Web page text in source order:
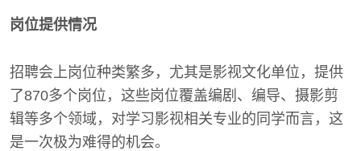
岗位提供情况
招聘会上岗位种类繁多，尤其是影视文化单位，提供
了870多个岗位，这些岗位覆盖编剧、编导、摄影剪
辑等多个领域，对学习影视相关专业的同学而言，这
是一次极为难得的机会。